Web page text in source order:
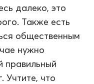
далеко, это
Также есть
общественным
нужно
правильный
что